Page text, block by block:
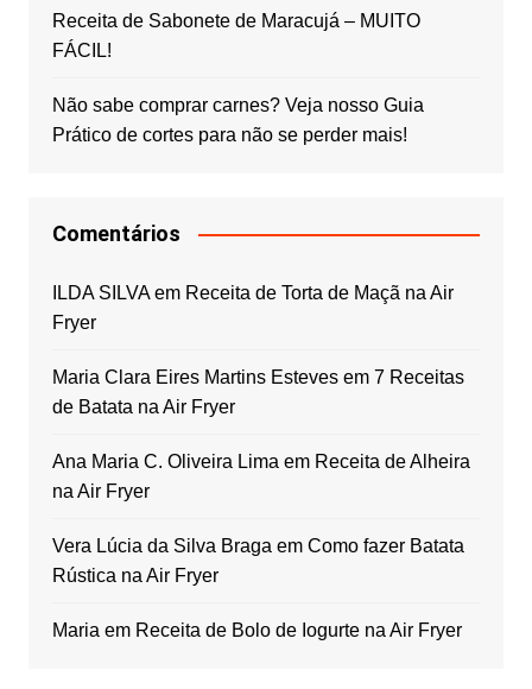
Receita de Sabonete de Maracujá – MUITO
FÁCIL!
Não sabe comprar carnes? Veja nosso Guia
Prático de cortes para não se perder mais!
Comentários
ILDA SILVAem Receita de Torta de Maçã na Air
Fryer
Maria Clara Eires Martins Estevesem 7 Receitas
de Batata na Air Fryer
Ana Maria C. Oliveira Lima em Receita de Alheira
na Air Fryer
Vera Lúcia da Silva Braga em Como fazer Batata
Rústica na Air Fryer
Maria em Receita de Bolo de Iogurte na Air Fryer